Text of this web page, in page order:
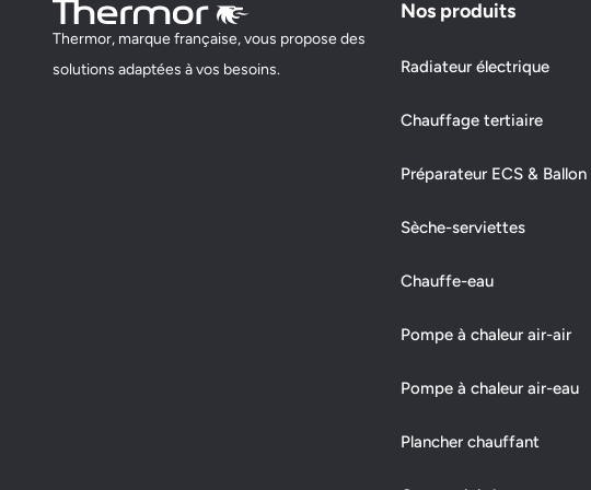
Thermor, marque française, vous propose des
solutions adaptées à vos besoins.
Nos produits
Radiateur électrique
Chauffage tertiaire
Préparateur ECS &
Sèche-serviettes
Chauffe-eau
Pompe à chaleur air-air
Pompe à chaleur air-eau
Plancher chauffant